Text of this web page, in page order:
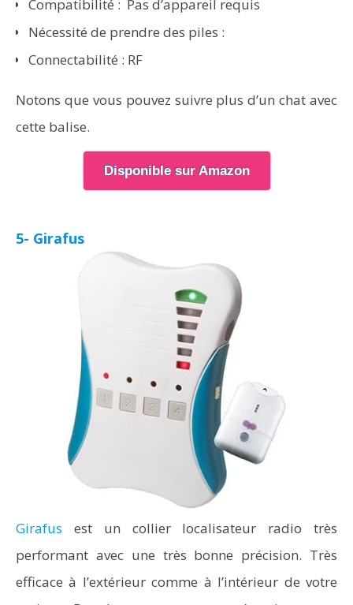
Compatibilité : Pas d’appareil requis
Nécessité de prendre des piles :
Connectabilité : RF
Notons que vous pouvez suivre plus d’un chat avec
cette balise.
Disponible sur Amazon
5- Girafus
Girafus est un collier localisateur radio très
performant avec une très bonne précision. Très
efficace à l’extérieur comme à l’intérieur de votre